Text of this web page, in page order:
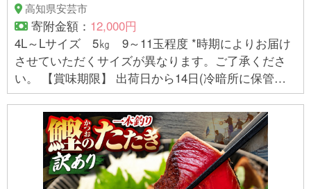
高知県安芸市
寄附金額： 12,000円
4L～Lサイズ 5㎏ 9～11玉程度 *時期によりお届け
させていただくサイズが異なります。ご了承くださ
い。 【賞味期限】 出荷日から14日(冷暗所に保管の
うえなるべくお早めにお召し上がりください)